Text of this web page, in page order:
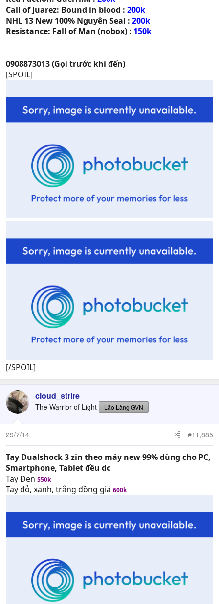
Call of Juarez: Bound in blood : 200k
NHL 13 New 100% Nguyên Seal : 200k
Resistance: Fall of Man (nobox) : 150k
0908873013 (Gọi trước khi đến)
[SPOIL]
[/SPOIL]
cloud_strire
The Warrior of Light Lão Làng GVN
29/7/14 #11,885
Tay Dualshock 3 zin theo máy new 99% dùng cho PC,
Smartphone, Tablet đều dc
Tay Đen 550k
Tay đỏ, xanh, trắng đồng giá 600k